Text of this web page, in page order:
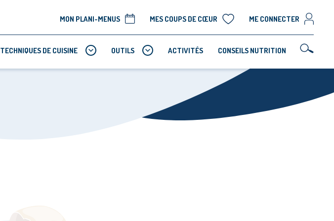
MON PLANI-MENUS MES COUPS DE CŒUR ME CONNECTER
TECHNIQUES DE CUISINE OUTILS ACTIVITÉS CONSEILS NUTRITION